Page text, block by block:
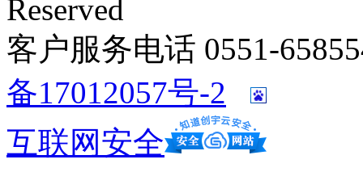
Reserved
客户服务电话 0551-
备17012057号-2
互联网安全